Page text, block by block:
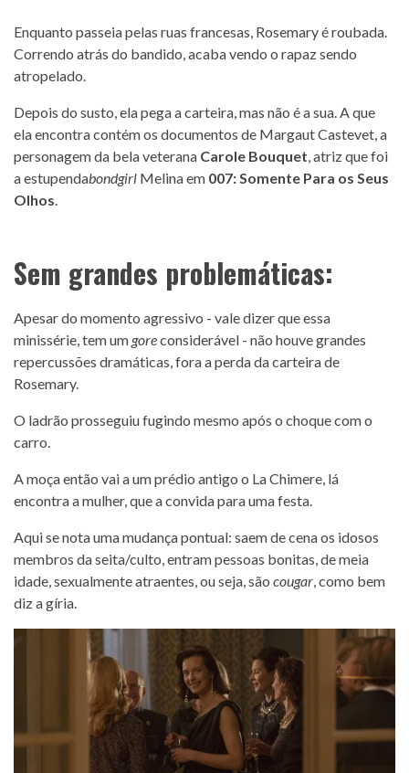
Enquanto passeia pelas ruas francesas, Rosemary é roubada.
Correndo atrás do bandido, acaba vendo o rapaz sendo
atropelado.
Depois do susto, ela pega a carteira, mas não é a sua. A que
ela encontra contém os documentos de Margaut Castevet, a
personagem da bela veterana Carole Bouquet, atriz que foi
a estupendabondgirl Melina em 007: Somente Para os Seus
Olhos.
Sem grandes problemáticas:
Apesar do momento agressivo - vale dizer que essa
minissérie, tem um goreconsiderável - não houve grandes
repercussões dramáticas, fora a perda da carteira de
Rosemary.
O ladrão prosseguiu fugindo mesmo após o choque com o
carro.
A moça então vai a um prédio antigo o La Chimere, lá
encontra a mulher, que a convida para uma festa.
Aqui se nota uma mudança pontual: saem de cena os idosos
membros da seita/culto, entram pessoas bonitas, de meia
idade, sexualmente atraentes, ou seja, são cougar, como bem
diz a gíria.